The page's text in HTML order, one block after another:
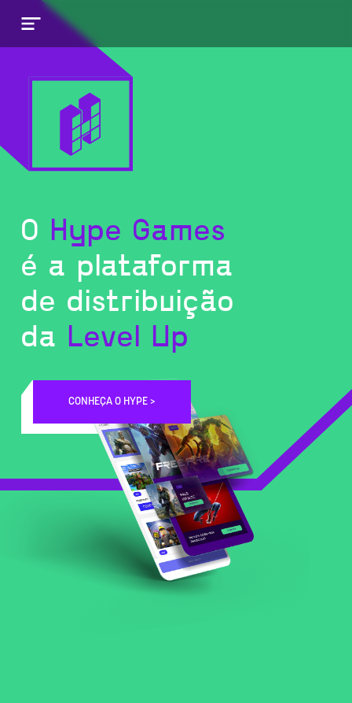
O Hype Games
é a plataforma
de distribuição
da Level Up
CONHEÇA O HYPE >